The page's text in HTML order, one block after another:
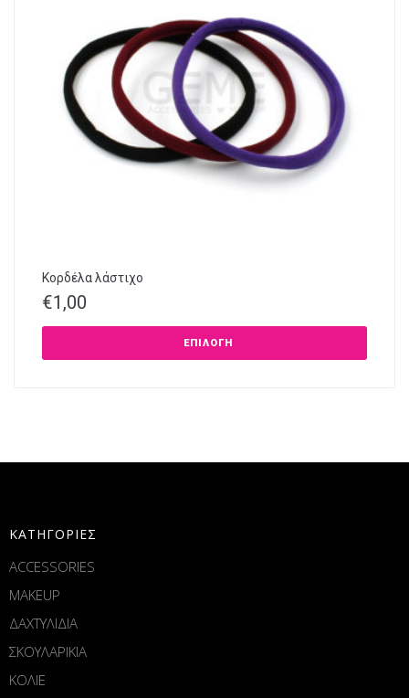
Κορδέλα λάστιχο
€1,00
ΕΠΙΛΟΓΉ
ΚΑΤΗΓΟΡΙΕΣ
ACCESSORIES
MAKEUP
ΔΑΧΤΥΛΙΔΙΑ
ΣΚΟΥΛΑΡΙΚΙΑ
ΚΟΛΙΕ